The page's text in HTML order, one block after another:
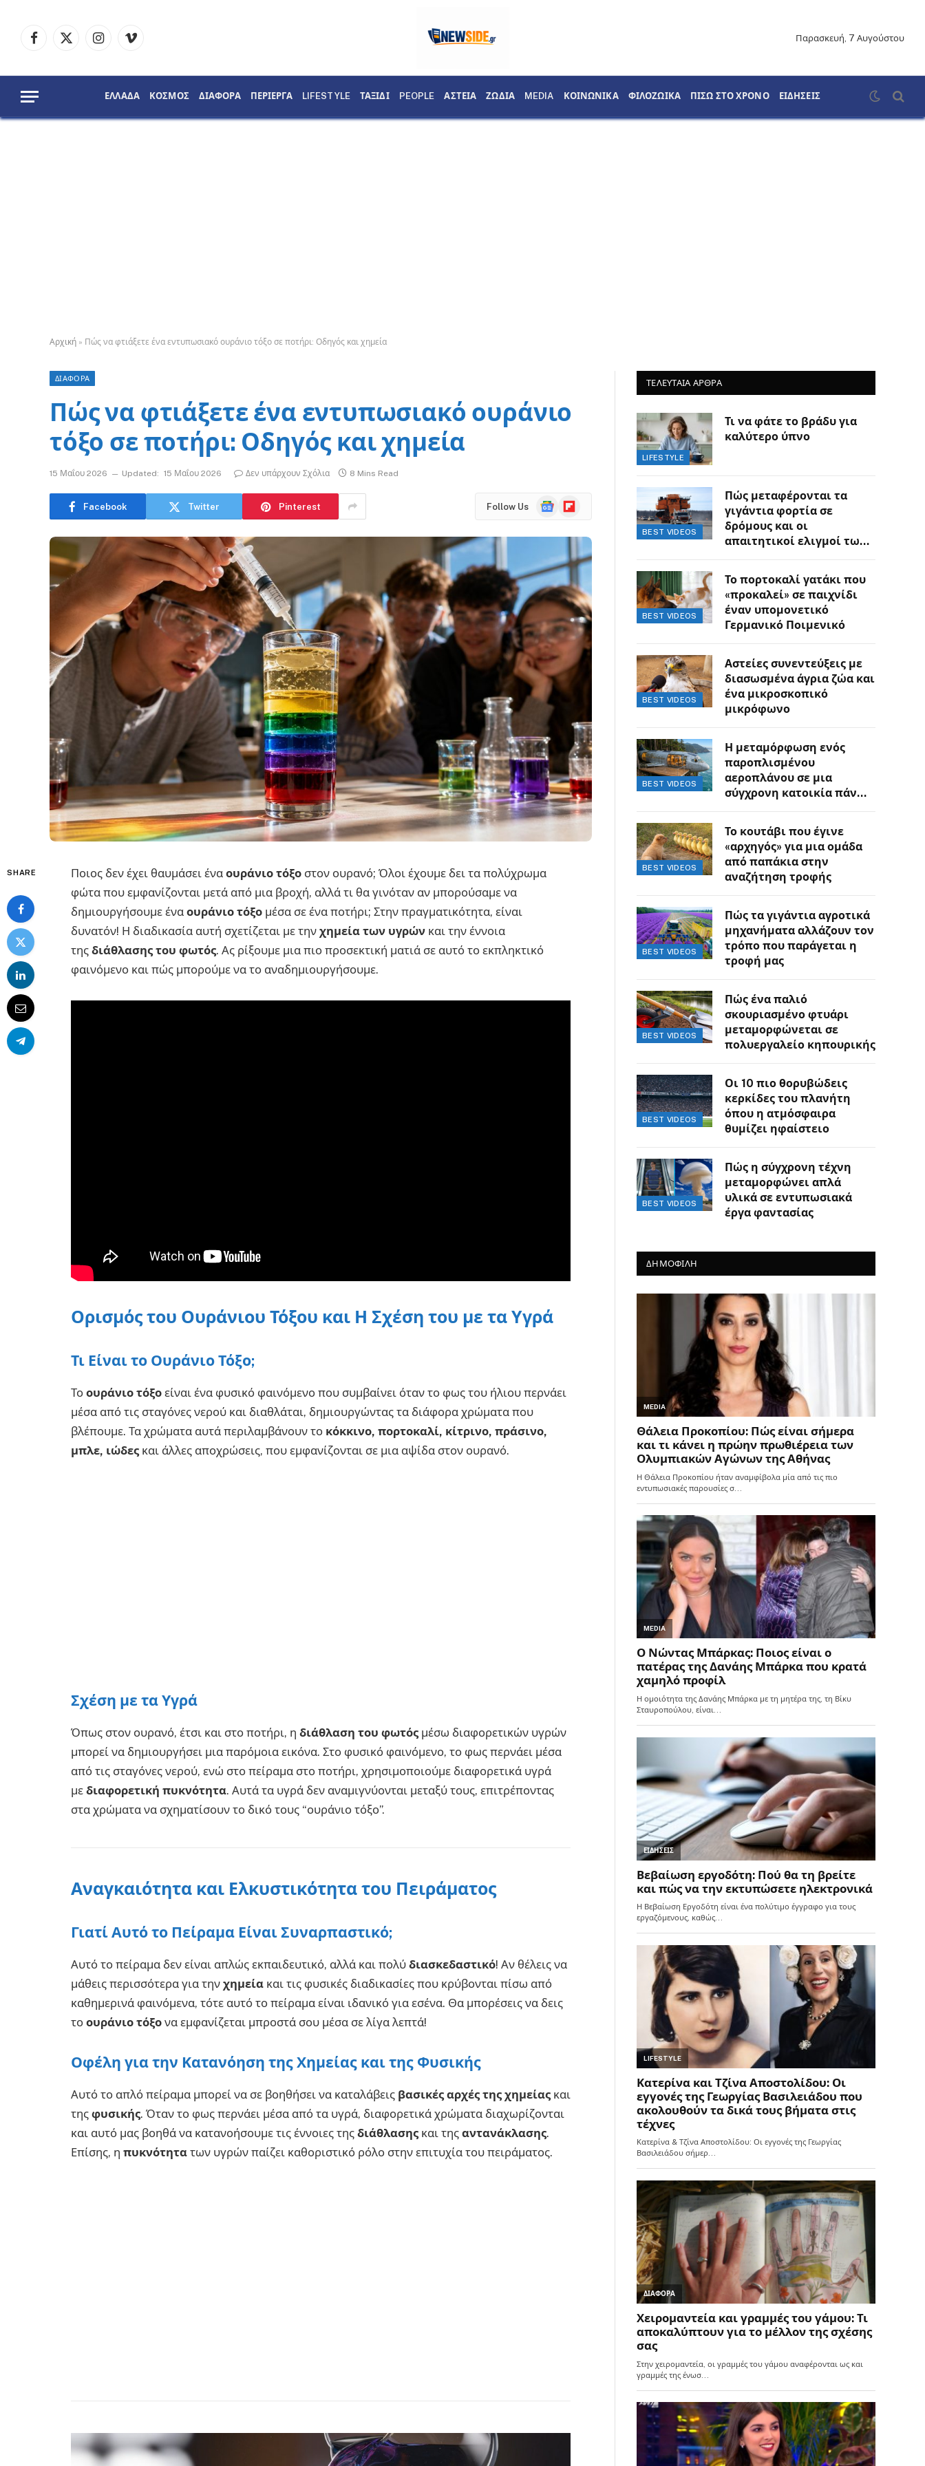
Facebook
X
InstagramVimeo
Παρασκευή, 7 Αυγούστου
ΕΛΛΑΔΑ ΚΟΣΜΟΣ ΔΙΑΦΟΡΑ ΠΕΡΙΕΡΓΑ LIFESTYLE ΤΑΞΙΔΙ PEOPLE ΑΣΤΕΙΑ ΖΩΔΙΑ MEDIA ΚΟΙΝΩΝΙΚΑ ΦΙΛΟΖΩΙΚΑ ΠΙΣΩ ΣΤΟ ΧΡΟΝΟ ΕΙΔΗΣΕΙΣ
Αρχική » Πώς να φτιάξετε ένα εντυπωσιακό ουράνιο τόξο σε ποτήρι: Οδηγός και χημεία
ΔΙΑΦΟΡΑ
Πώς να φτιάξετε ένα εντυπωσιακό ουράνιο
τόξο σε ποτήρι: Οδηγός και χημεία
15 Μαΐου 2026 Updated: 15 Μαΐου 2026 Δεν υπάρχουν Σχόλια 8 Mins Read
Facebook Twitter Pinterest Follow Us
GoogleFlipboard
SHARE Ποιος δεν έχει θαυμάσει ένα ουράνιο τόξο στον ουρανό; Όλοι έχουμε δει τα πολύχρωμα
φώτα που εμφανίζονται μετά από μια βροχή, αλλά τι θα γινόταν αν μπορούσαμε να
δημιουργήσουμε ένα ουράνιο τόξο μέσα σε ένα ποτήρι; Στην πραγματικότητα, είναι
δυνατόν! Η διαδικασία αυτή σχετίζεται με την χημεία των υγρών και την έννοια
της διάθλασης του φωτός. Ας ρίξουμε μια πιο προσεκτική ματιά σε αυτό το εκπληκτικό
φαινόμενο και πώς μπορούμε να το αναδημιουργήσουμε.
Ορισμός του Ουράνιου Τόξου και Η Σχέση του με τα Υγρά
Τι Είναι το Ουράνιο Τόξο;
Το ουράνιο τόξο είναι ένα φυσικό φαινόμενο που συμβαίνει όταν το φως του ήλιου περνάει
μέσα από τις σταγόνες νερού και διαθλάται, δημιουργώντας τα διάφορα χρώματα που
βλέπουμε. Τα χρώματα αυτά περιλαμβάνουν το κόκκινο, πορτοκαλί, κίτρινο, πράσινο,
μπλε, ιώδες και άλλες αποχρώσεις, που εμφανίζονται σε μια αψίδα στον ουρανό.
Σχέση με τα Υγρά
Όπως στον ουρανό, έτσι και στο ποτήρι, η διάθλαση του φωτός μέσω διαφορετικών υγρών
μπορεί να δημιουργήσει μια παρόμοια εικόνα. Στο φυσικό φαινόμενο, το φως περνάει μέσα
από τις σταγόνες νερού, ενώ στο πείραμα στο ποτήρι, χρησιμοποιούμε διαφορετικά υγρά
με διαφορετική πυκνότητα. Αυτά τα υγρά δεν αναμιγνύονται μεταξύ τους, επιτρέποντας
στα χρώματα να σχηματίσουν το δικό τους “ουράνιο τόξο”.
Αναγκαιότητα και Ελκυστικότητα του Πειράματος
Γιατί Αυτό το Πείραμα Είναι Συναρπαστικό;
Αυτό το πείραμα δεν είναι απλώς εκπαιδευτικό, αλλά και πολύ διασκεδαστικό! Αν θέλεις να
μάθεις περισσότερα για την χημεία και τις φυσικές διαδικασίες που κρύβονται πίσω από
καθημερινά φαινόμενα, τότε αυτό το πείραμα είναι ιδανικό για εσένα. Θα μπορέσεις να δεις
το ουράνιο τόξο να εμφανίζεται μπροστά σου μέσα σε λίγα λεπτά!
Οφέλη για την Κατανόηση της Χημείας και της Φυσικής
Αυτό το απλό πείραμα μπορεί να σε βοηθήσει να καταλάβεις βασικές αρχές της χημείας και
της φυσικής. Όταν το φως περνάει μέσα από τα υγρά, διαφορετικά χρώματα διαχωρίζονται
και αυτό μας βοηθά να κατανοήσουμε τις έννοιες της διάθλασης και της αντανάκλασης.
Επίσης, η πυκνότητα των υγρών παίζει καθοριστικό ρόλο στην επιτυχία του πειράματος.
ΤΕΛΕΥΤΑΙΑ ΑΡΘΡΑ
LIFESTYLE
Τι να φάτε το βράδυ για
καλύτερο ύπνο
BEST VIDEOS
Πώς μεταφέρονται τα
γιγάντια φορτία σε
δρόμους και οι
απαιτητικοί ελιγμοί των
BEST VIDEOS
Το πορτοκαλί γατάκι που
«προκαλεί» σε παιχνίδι
έναν υπομονετικό
Γερμανικό Ποιμενικό
BEST VIDEOS
Αστείες συνεντεύξεις με
διασωσμένα άγρια ζώα και
ένα μικροσκοπικό
μικρόφωνο
BEST VIDEOS
Η μεταμόρφωση ενός
παροπλισμένου
αεροπλάνου σε μια
σύγχρονη κατοικία πάνω
BEST VIDEOS
Το κουτάβι που έγινε
«αρχηγός» για μια ομάδα
από παπάκια στην
αναζήτηση τροφής
BEST VIDEOS
Πώς τα γιγάντια αγροτικά
μηχανήματα αλλάζουν τον
τρόπο που παράγεται η
τροφή μας
BEST VIDEOS
Πώς ένα παλιό
σκουριασμένο φτυάρι
μεταμορφώνεται σε
πολυεργαλείο κηπουρικής
BEST VIDEOS
Οι 10 πιο θορυβώδεις
κερκίδες του πλανήτη
όπου η ατμόσφαιρα
θυμίζει ηφαίστειο
BEST VIDEOS
Πώς η σύγχρονη τέχνη
μεταμορφώνει απλά
υλικά σε εντυπωσιακά
έργα φαντασίας
ΔΗΜΟΦΙΛΗ